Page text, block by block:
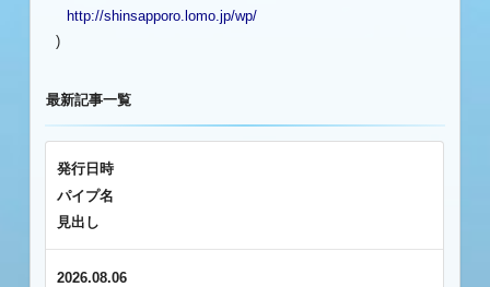
http://shinsapporo.lomo.jp/wp/
)
最新記事一覧
発行日時
パイプ名
見出し
2026.08.06